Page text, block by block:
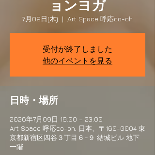
ョンヨガ
7月09日(木)
  |
Art Space 呼応co-oh
受付が終了しました
他のイベントを見る
日時・場所
2026年7月09日 19:00 – 23:00
Art Space 呼応co-oh, 日本、〒160-0004 東
京都新宿区四谷３丁目６−９ 結城ビル 地下
一階